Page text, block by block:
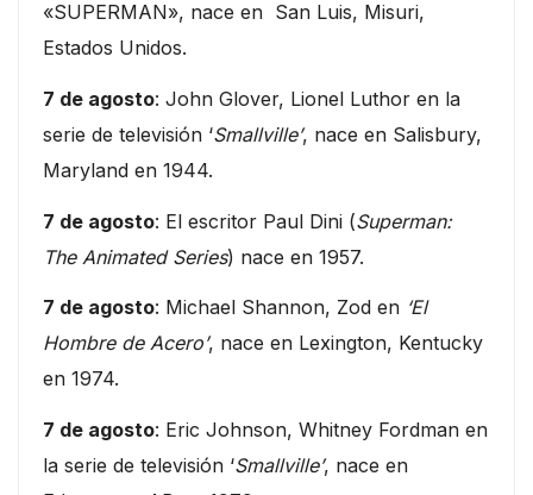
«SUPERMAN», nace en San Luis, Misuri,
Estados Unidos.
7 de agosto: John Glover, Lionel Luthor en la
serie de televisión ‘Smallville’, nace en Salisbury,
Maryland en 1944.
7 de agosto: El escritor Paul Dini (Superman:
The Animated Series) nace en 1957.
7 de agosto: Michael Shannon, Zod en ‘El
Hombre de Acero’, nace en Lexington, Kentucky
en 1974.
7 de agosto: Eric Johnson, Whitney Fordman en
la serie de televisión ‘Smallville’, nace en